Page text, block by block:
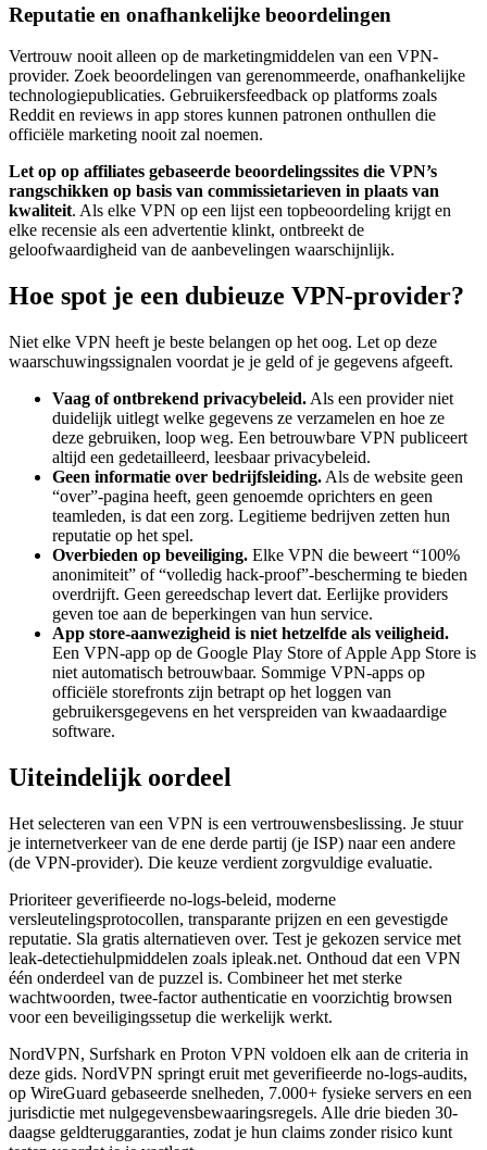
Reputatie en onafhankelijke beoordelingen
Vertrouw nooit alleen op de marketingmiddelen van een VPN-
provider. Zoek beoordelingen van gerenommeerde, onafhankelijke
technologiepublicaties. Gebruikersfeedback op platforms zoals
Reddit en reviews in app stores kunnen patronen onthullen die
officiële marketing nooit zal noemen.
Let op op affiliates gebaseerde beoordelingssites die VPN’s
rangschikken op basis van commissietarieven in plaats van
kwaliteit. Als elke VPN op een lijst een topbeoordeling krijgt en
elke recensie als een advertentie klinkt, ontbreekt de
geloofwaardigheid van de aanbevelingen waarschijnlijk.
Hoe spot je een dubieuze VPN-provider?
Niet elke VPN heeft je beste belangen op het oog. Let op deze
waarschuwingssignalen voordat je je geld of je gegevens afgeeft.
Vaag of ontbrekend privacybeleid. Als een provider niet
duidelijk uitlegt welke gegevens ze verzamelen en hoe ze
deze gebruiken, loop weg. Een betrouwbare VPN publiceert
altijd een gedetailleerd, leesbaar privacybeleid.
Geen informatie over bedrijfsleiding. Als de website geen
“over”-pagina heeft, geen genoemde oprichters en geen
teamleden, is dat een zorg. Legitieme bedrijven zetten hun
reputatie op het spel.
Overbieden op beveiliging. Elke VPN die beweert “100%
anonimiteit” of “volledig hack-proof”-bescherming te bieden
overdrijft. Geen gereedschap levert dat. Eerlijke providers
geven toe aan de beperkingen van hun service.
App store-aanwezigheid is niet hetzelfde als veiligheid.
Een VPN-app op de Google Play Store of Apple App Store is
niet automatisch betrouwbaar. Sommige VPN-apps op
officiële storefronts zijn betrapt op het loggen van
gebruikersgegevens en het verspreiden van kwaadaardige
software.
Uiteindelijk oordeel
Het selecteren van een VPN is een vertrouwensbeslissing. Je stuur
je internetverkeer van de ene derde partij (je ISP) naar een andere
(de VPN-provider). Die keuze verdient zorgvuldige evaluatie.
Prioriteer geverifieerde no-logs-beleid, moderne
versleutelingsprotocollen, transparante prijzen en een gevestigde
reputatie. Sla gratis alternatieven over. Test je gekozen service met
leak-detectiehulpmiddelen zoals ipleak.net. Onthoud dat een VPN
één onderdeel van de puzzel is. Combineer het met sterke
wachtwoorden, twee-factor authenticatie en voorzichtig browsen
voor een beveiligingssetup die werkelijk werkt.
NordVPN, Surfshark en Proton VPN voldoen elk aan de criteria in
deze gids. NordVPN springt eruit met geverifieerde no-logs-audits,
op WireGuard gebaseerde snelheden, 7.000+ fysieke servers en een
jurisdictie met nulgegevensbewaaringsregels. Alle drie bieden 30-
daagse geldteruggaranties, zodat je hun claims zonder risico kunt